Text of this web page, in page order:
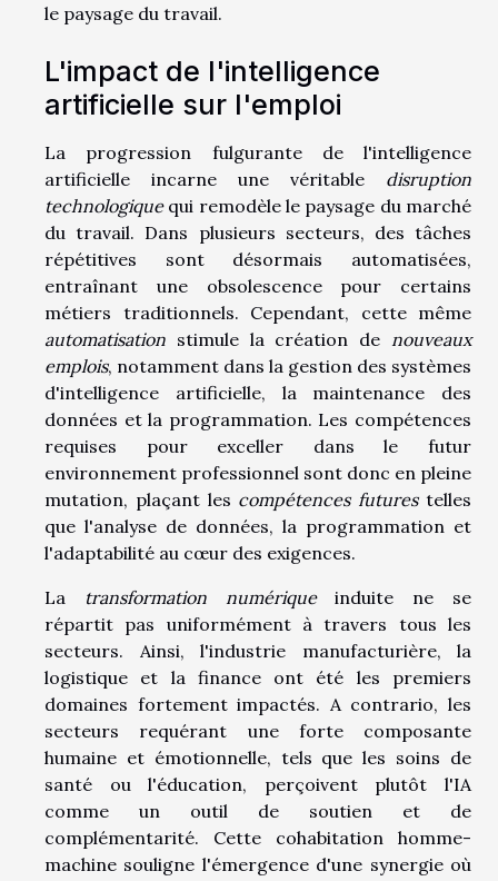
le paysage du travail.
L'impact de l'intelligence
artificielle sur l'emploi
La progression fulgurante de l'intelligence
artificielle incarne une véritable disruption
technologiquequi remodèle le paysage du marché
du travail. Dans plusieurs secteurs, des tâches
répétitives sont désormais automatisées,
entraînant une obsolescence pour certains
métiers traditionnels. Cependant, cette même
automatisation stimule la création de nouveaux
emplois, notamment dans la gestion des systèmes
d'intelligence artificielle, la maintenance des
données et la programmation. Les compétences
requises pour exceller dans le futur
environnement professionnel sont donc en pleine
mutation, plaçant les compétences futurestelles
que l'analyse de données, la programmation et
l'adaptabilité au cœur des exigences.
La
transformation numériqueinduite ne se
répartit pas uniformément à travers tous les
secteurs. Ainsi, l'industrie manufacturière, la
logistique et la finance ont été les premiers
domaines fortement impactés. A contrario, les
secteurs requérant une forte composante
humaine et émotionnelle, tels que les soins de
santé ou l'éducation, perçoivent plutôt l'IA
comme un outil de soutien et de
complémentarité. Cette cohabitation homme-
machine souligne l'émergence d'une synergie où